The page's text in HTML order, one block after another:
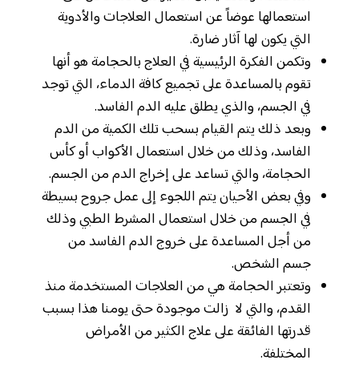
استعمالها عوضاً عن استعمال العلاجات والأدوية
التي يكون لها آثار ضارة.
وتكمن الفكرة الرئيسية في العلاج بالحجامة هو أنها
تقوم بالمساعدة على تجميع كافة الدماء، التي توجد
في الجسم، والذي يطلق عليه الدم الفاسد.
وبعد ذلك يتم القيام بسحب تلك الكمية من الدم
الفاسد، وذلك من خلال استعمال الأكواب أو كأس
الحجامة، والتي تساعد على إخراج الدم من الجسم.
وفي بعض الأحيان يتم اللجوء إلى عمل جروح بسيطة
في الجسم من خلال استعمال المشرط الطبي وذلك
من أجل المساعدة على خروج الدم الفاسد من
جسم الشخص.
وتعتبر الحجامة هي من العلاجات المستخدمة منذ
القدم، والتي لا زالت موجودة حتى يومنا هذا بسبب
قدرتها الفائقة على علاج الكثير من الأمراض
المختلفة.